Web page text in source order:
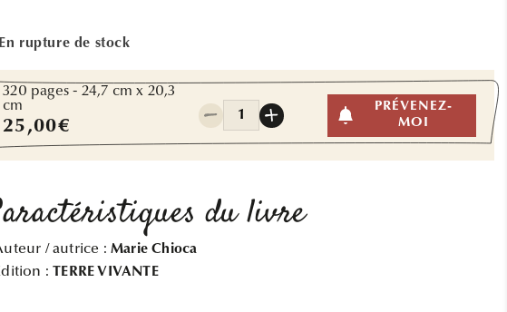
En rupture de stock
320 pages - 24,7 cm x 20,3
cm
Prix
habituel
25,00€
Quantité
Réduire
la
quantité
LE
MEILLEUR
Augmenter
la
quantité
MEILLEUR
PRÉVENEZ-
MOI
du livre
/ autrice : Marie Chioca
:TERRE VIVANTE